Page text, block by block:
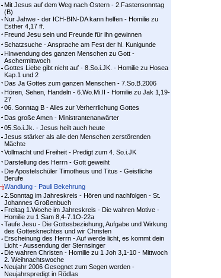
Mit Jesus auf dem Weg nach Ostern - 2.Fastensonntag
(B)
Nur Jahwe - der ICH-BIN-DA kann helfen - Homilie zu
Esther 4,17 ff.
Freund Jesu sein und Freunde für ihn gewinnen
Schatzsuche - Ansprache am Fest der hl. Kunigunde
Hinwendung des ganzen Menschen zu Gott -
Aschermittwoch
Gottes Liebe gibt nicht auf - 8.So.i.JK. - Homilie zu Hosea
Kap.1 und 2
Das Ja Gottes zum ganzen Menschen - 7.So.B.2006
Hören, Sehen, Handeln - 6.Wo.Mi.II - Homilie zu Jak 1,19-
27
06. Sonntag B - Alles zur Verherrlichung Gottes
Das große Amen - Ministrantenanwärter
05.So.i.Jk. - Jesus heilt auch heute
Jesus stärker als alle den Menschen zerstörenden
Mächte
Vollmacht und Freiheit - Predigt zum 4. So.i.JK
Darstellung des Herrn - Gott geweiht
Die Apostelschüler Timotheus und Titus - Geistliche
Berufe
Wandlung - Pauli Bekehrung
2.Sonntag im Jahreskreis - Hören und nachfolgen - St.
Johannes Großenbuch
Freitag 1.Woche im Jahreskreis - Die wahren Motive -
Homilie zu 1 Sam 8,4-7.1O-22a
Taufe Jesu - Die Gottesbeziehung, Aufgabe und Wirkung
des Gottesknechtes und wir Christen
Erscheinung des Herrn - Auf werde licht, es kommt dein
Licht - Aussendung der Sternsinger
Die wahren Christen - Homilie zu 1 Joh 3,1-10 - Mittwoch
2. Weihnachtswoche
Neujahr 2006 Gesegnet zum Segen werden -
Neujahrspredigt in Rödlas